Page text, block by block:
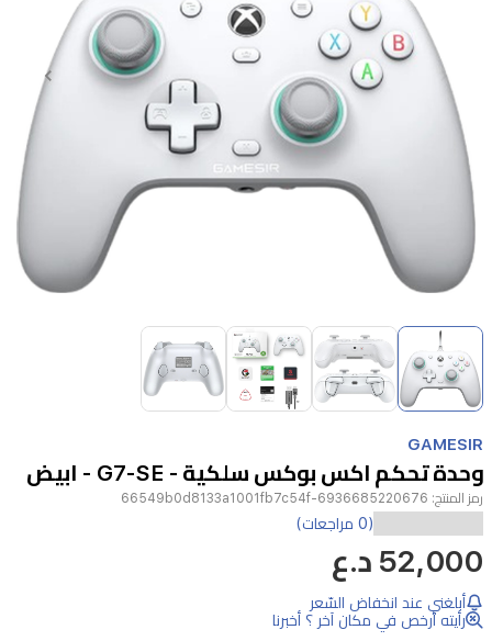
Item
of
4
1
4
GAMESIR
وحدة تحكم اكس بوكس سلكية - G7-SE - ابيض
رمز المنتج: 6936685220676-66549b0d8133a1001fb7c54f
(0 مراجعات)
52,000 د.ع
أبلغني عند انخفاض السّعر
رأيته أرخص في مكان آخر ؟ أخبرنا